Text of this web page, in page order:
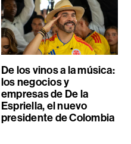
De los vinos a la música:
los negocios y
empresas de De la
Espriella, el nuevo
presidente de Colombia